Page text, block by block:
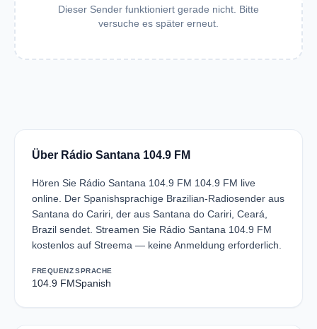
Dieser Sender funktioniert gerade nicht. Bitte
versuche es später erneut.
Über Rádio Santana 104.9 FM
Hören Sie Rádio Santana 104.9 FM 104.9 FM live
online. Der Spanishsprachige Brazilian-Radiosender aus
Santana do Cariri, der aus Santana do Cariri, Ceará,
Brazil sendet. Streamen Sie Rádio Santana 104.9 FM
kostenlos auf Streema — keine Anmeldung erforderlich.
FREQUENZ
104.9 FM
SPRACHE
Spanish